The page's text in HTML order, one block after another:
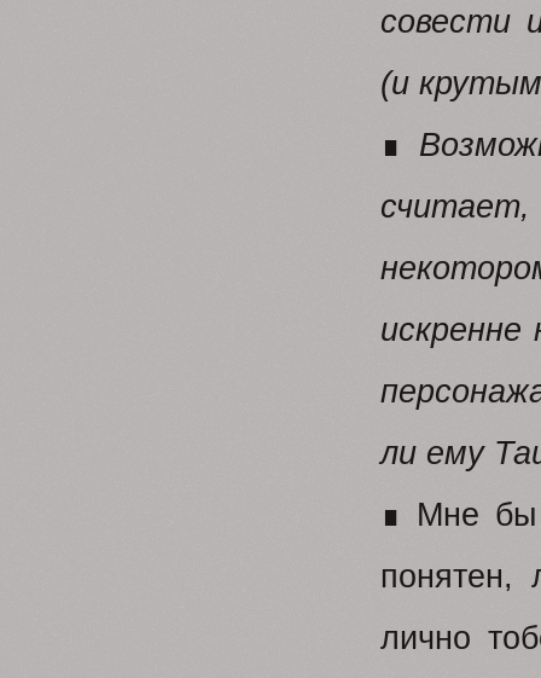
совести
(и
∎
ли ему
∎ Мне бы
понятен,
лично